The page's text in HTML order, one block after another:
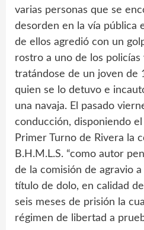
varias personas que se
desorden en la vía pública
de ellos agredió con un
rostro a uno de los policías
tratándose de un joven de
quien se lo detuvo e
una navaja. El pasado
conducción, disponiendo
Primer Turno de Rivera la
B.H.M.L.S. “como autor
de la comisión de agravio
título de dolo, en calidad
seis meses de prisión la
régimen de libertad a